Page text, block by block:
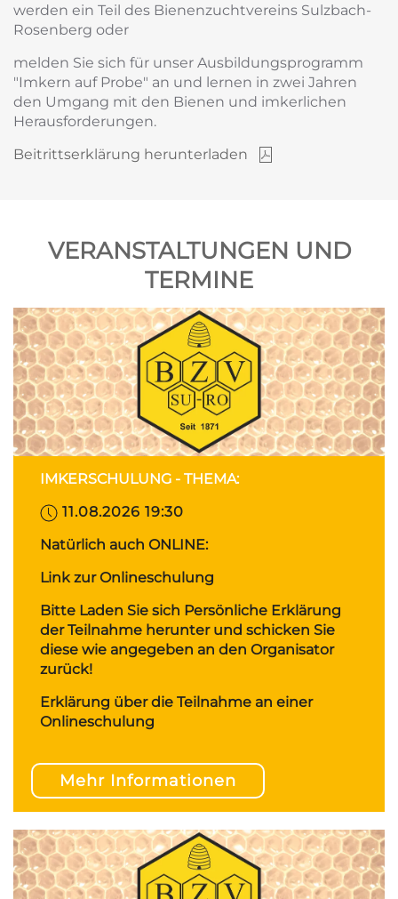
werden ein Teil des Bienenzuchtvereins Sulzbach-
Rosenberg oder
melden Sie sich für unser Ausbildungsprogramm
"Imkern auf Probe" an und lernen in zwei Jahren
den Umgang mit den Bienen und imkerlichen
Herausforderungen.
Beitrittserklärung herunterladen
VERANSTALTUNGEN UND
TERMINE
IMKERSCHULUNG - THEMA:
11.08.2026 19:30
Natürlich auch ONLINE:
Link zur Onlineschulung
Bitte Laden Sie sich Persönliche Erklärung
der Teilnahme herunter und schicken Sie
diese wie angegeben an den Organisator
zurück!
Erklärung über die Teilnahme an einer
Onlineschulung
Mehr Informationen